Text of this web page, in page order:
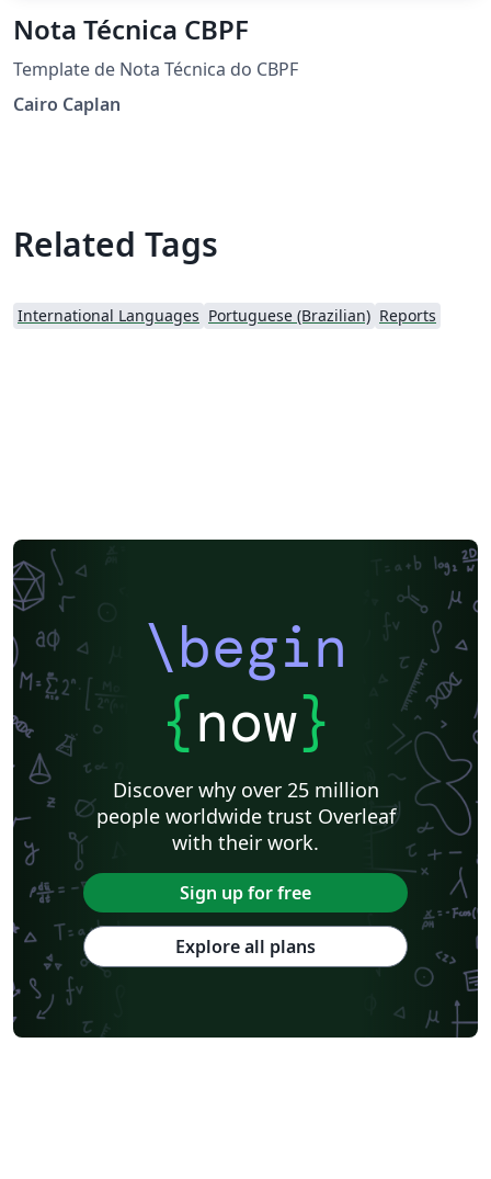
Nota Técnica CBPF
Template de Nota Técnica do CBPF
Cairo Caplan
Related Tags
International Languages Portuguese (Brazilian) Reports
\begin
{now}
Discover why over 25 million
people worldwide trust Overleaf
with their work.
Sign up for free
Explore all plans